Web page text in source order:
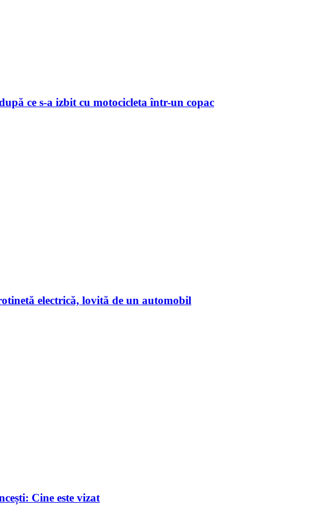
ce s-a izbit cu motocicleta într-un copac
electrică, lovită de un automobil
Cine este vizat